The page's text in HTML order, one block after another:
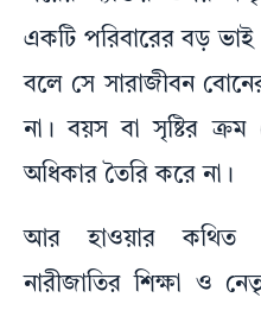
একটি পরিবারের বড়
বলে সে সারাজীবন
না। বয়স বা সৃষ্টির ক্রম
অধিকার তৈরি করে না।
আর হাওয়ার কথিত
নারীজাতির শিক্ষা ও